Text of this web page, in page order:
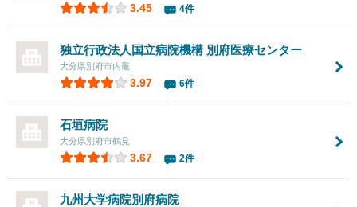
3.45 4件
独立行政法人国立病院機構 別府医療センター
大分県別府市内竈
3.97 6件
石垣病院
大分県別府市鶴見
3.67 2件
九州大学病院別府病院